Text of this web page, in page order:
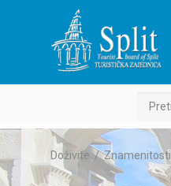
Doživite/Znamenitosti